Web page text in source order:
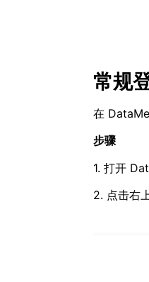
常规
在
步骤
1. 打开
2. 点击右